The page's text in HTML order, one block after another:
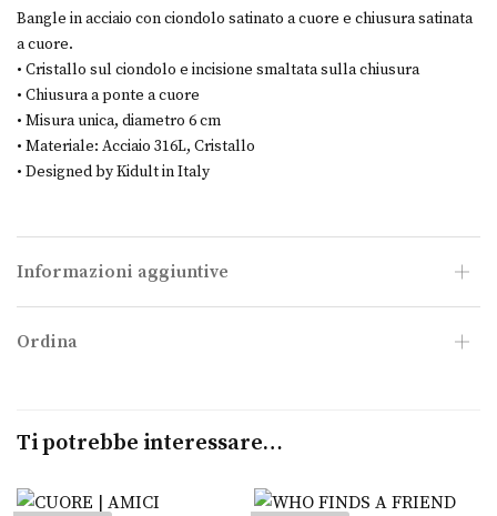
Bangle in acciaio con ciondolo satinato a cuore e chiusura satinata
a cuore.
• Cristallo sul ciondolo e incisione smaltata sulla chiusura
• Chiusura a ponte a cuore
• Misura unica, diametro 6 cm
• Materiale: Acciaio 316L, Cristallo
• Designed by Kidult in Italy
Informazioni aggiuntive
Ordina
Ti potrebbe interessare…